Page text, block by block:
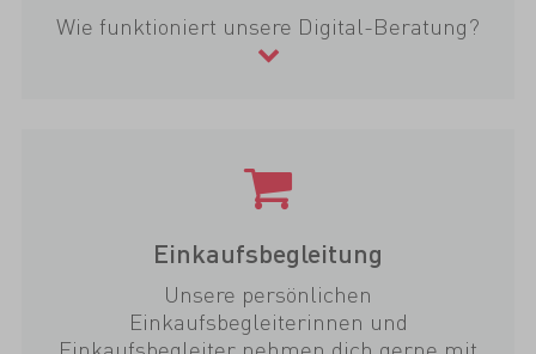
Wie funktioniert unsere Digital-Beratung?
Einkaufsbegleitung
Unsere persönlichen
Einkaufsbegleiterinnen und